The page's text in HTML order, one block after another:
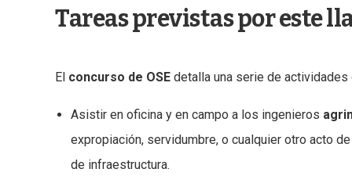
Tareas previstas por este
El concurso de OSE detalla una serie de
Asistir en oficina y en campo a los ingenieros
expropiación, servidumbre, o cualquier otro acto de
de infraestructura.